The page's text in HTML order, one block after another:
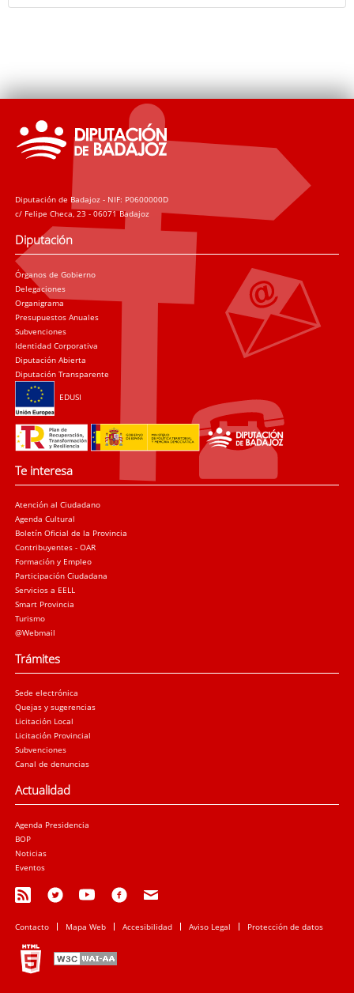
Diputación de Badajoz - NIF: P0600000D
c/ Felipe Checa, 23 - 06071 Badajoz
Diputación
Órganos de Gobierno
Delegaciones
Organigrama
Presupuestos Anuales
Subvenciones
Identidad Corporativa
Diputación Abierta
Diputación Transparente
EDUSI
Te interesa
Atención al Ciudadano
Agenda Cultural
Boletín Oficial de la Provincia
Contribuyentes - OAR
Formación y Empleo
Participación Ciudadana
Servicios a EELL
Smart Provincia
Turismo
@Webmail
Trámites
Sede electrónica
Quejas y sugerencias
Licitación Local
Licitación Provincial
Subvenciones
Canal de denuncias
Actualidad
Agenda Presidencia
BOP
Noticias
Eventos
Contacto Mapa Web Accesibilidad Aviso Legal Protección de datos